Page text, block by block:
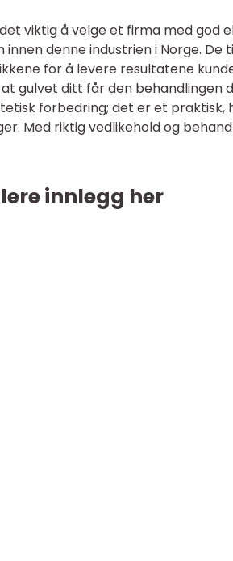
viktig å velge et firma med god
denne industrien i Norge. De
for å levere resultatene
gulvet ditt får den behandlingen
forbedring; det er et praktisk,
Med riktig vedlikehold og
innlegg her